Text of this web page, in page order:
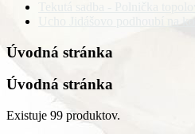
Úvodná stránka
Úvodná stránka
Existuje 99 produktov.